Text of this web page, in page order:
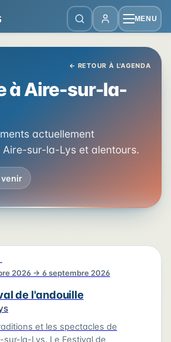
MENU
← RETOUR À L'AGENDA
à Aire-sur-la-
actuellement
sur-la-Lys et alentours.
venir
2026 → 6 septembre 2026
de l'andouille
et les spectacles de
sur-la-Lys. Le Festival de